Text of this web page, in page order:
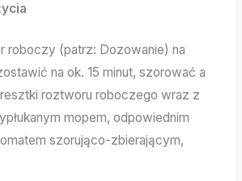
roboczy (patrz: Dozowanie) na
na ok. 15 minut, szorować a
roztworu roboczego wraz z
mopem, odpowiednim
szorująco-zbierającym,